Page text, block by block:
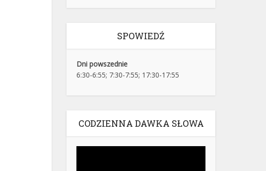
SPOWIEDŹ
Dni powszednie
6:30-6:55; 7:30-7:55; 17:30-17:55
CODZIENNA DAWKA SŁOWA